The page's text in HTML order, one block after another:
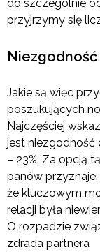
do szczególnie
przyjrzymy się
Jakie są więc
poszukujących
Najczęściej
jest niezgodność
– 23%. Za opcją
panów przyznaje,
że kluczowym
relacji była
O rozpadzie
zdrada partnera